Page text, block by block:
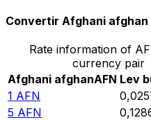
Convertir Afghani afghan
Rate information of
currency pair
Afghani afghanAFN Lev
1 AFN
5 AFN